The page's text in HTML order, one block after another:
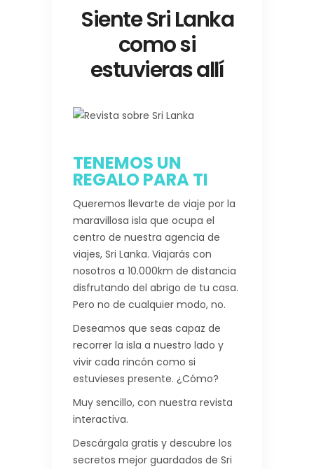
Siente Sri Lanka
como si
estuvieras allí
TENEMOS UN
REGALO PARA TI
Queremos llevarte de viaje por la
maravillosa isla que ocupa el
centro de nuestra agencia de
viajes, Sri Lanka. Viajarás con
nosotros a 10.000km de distancia
disfrutando del abrigo de tu casa.
Pero no de cualquier modo, no.
Deseamos que seas capaz de
recorrer la isla a nuestro lado y
vivir cada rincón como si
estuvieses presente. ¿Cómo?
Muy sencillo, con nuestra revista
interactiva.
Descárgala gratis y descubre los
secretos mejor guardados de Sri